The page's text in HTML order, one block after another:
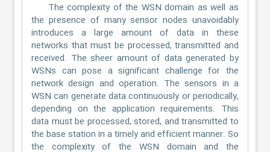
The complexity of the WSN domain as well as
the presence of many sensor nodes unavoidably
introduces a large amount of data in these
networks that must be processed, transmitted and
received. The sheer amount of data generated by
WSNs can pose a significant challenge for the
network design and operation. The sensors in a
WSN can generate data continuously or periodically,
depending on the application requirements. This
data must be processed, stored, and transmitted to
the base station in a timely and efficient manner. So
the complexity of the WSN domain and the